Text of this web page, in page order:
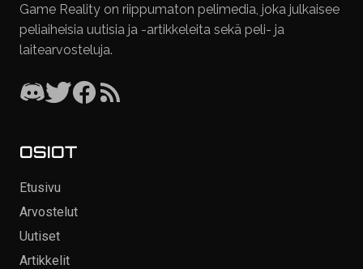
Game Reality on riippumaton pelimedia, joka julkaisee
peliaiheisia uutisia ja -artikkeleita sekä peli- ja
laitearvosteluja.
OSIOT
Etusivu
Arvostelut
Uutiset
Artikkelit